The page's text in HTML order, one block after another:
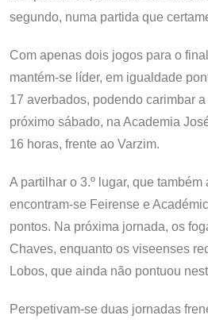
segundo, numa partida que
Com apenas dois jogos para o
mantém-se líder, em igualdade
17 averbados, podendo carimbar
próximo sábado, na Academia
16 horas, frente ao Varzim.
A partilhar o 3.º lugar, que
encontram-se Feirense e
pontos. Na próxima jornada, os
Chaves, enquanto os viseenses
Lobos, que ainda não pontuou
Perspetivam-se duas jornadas